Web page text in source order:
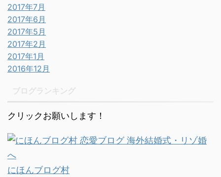
2017年7月
2017年6月
2017年5月
2017年2月
2017年1月
2016年12月
クリックお願いします！
にほんブログ村